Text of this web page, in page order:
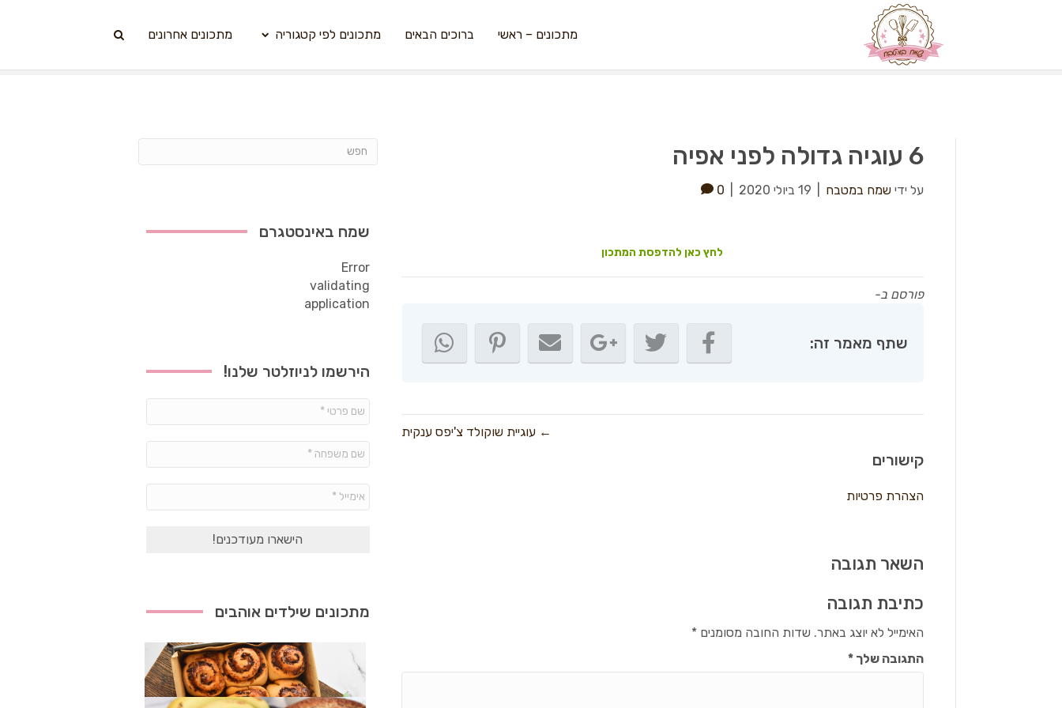
מתכונים – ראשי ברוכים הבאים מתכונים לפי קטגוריה מתכונים אחרונים
6 עוגיה גדולה לפני אפיה
על ידי שמח במטבח 19 ביולי 2020 0
לחץ כאן להדפסת המתכון
פורסם ב-
שתף מאמר זה:
← עוגיית שוקולד צ'יפס ענקית
קישורים
הצהרת פרטיות
השאר תגובה
כתיבת תגובה
האימייל לא יוצג באתר. שדות החובה מסומנים*
התגובה שלך*
שמח באינסטגרם
Error
validating
application
הירשמו לניוזלטר שלנו!
פרטי
משפחה
*
מתכונים שילדים אוהבים